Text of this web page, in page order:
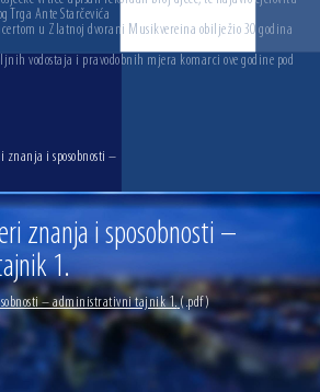
Trga Ante Starčevića
u Zlatnoj dvorani Musikvereina obilježio 30 godina
vodostaja i pravodobnih mjera komarci ove godine pod
znanja i sposobnosti –
znanja i sposobnosti –
1.
– administrativni tajnik 1.(.pdf)